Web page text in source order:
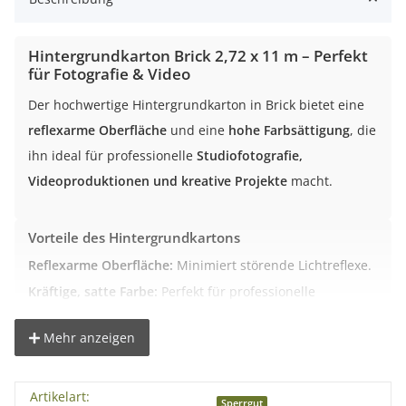
Hintergrundkarton Brick 2,72 x 11 m – Perfekt
für Fotografie & Video
Der hochwertige Hintergrundkarton in Brick bietet eine
reflexarme Oberfläche und eine hohe Farbsättigung, die
ihn ideal für professionelle Studiofotografie,
Videoproduktionen und kreative Projekte macht.
Vorteile des Hintergrundkartons
Reflexarme Oberfläche: Minimiert störende Lichtreflexe.
Kräftige, satte Farbe: Perfekt für professionelle
Robustes Material:
Karton.
Werbung und kreative Arbeiten.
Mehr anzeigen
Artikelart: Sperrgut